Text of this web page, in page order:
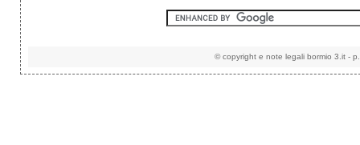
©copyright e note legali bormio 3.it -